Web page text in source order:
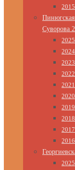
Суворова